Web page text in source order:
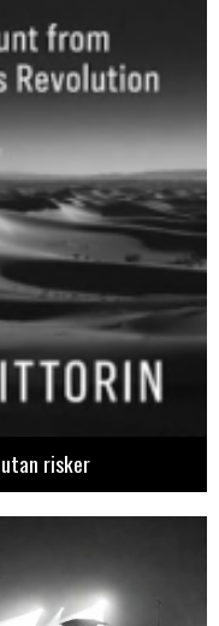
risker